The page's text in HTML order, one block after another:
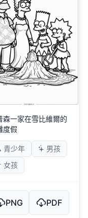
森一家在雪比維爾的
度假
青少年
男孩
女孩
PNG PDF